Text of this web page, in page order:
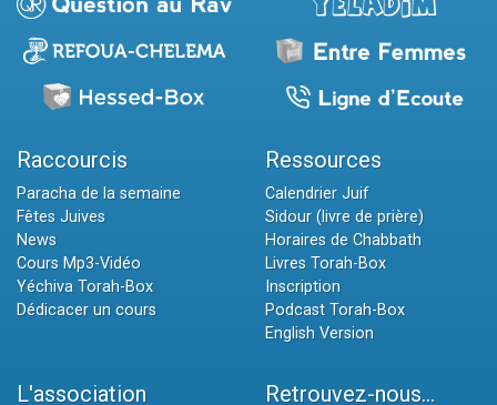
Raccourcis
Paracha de la semaine
Fêtes Juives
News
Cours Mp3-Vidéo
Yéchiva Torah-Box
Dédicacer un cours
Ressources
Calendrier Juif
Sidour (livre de prière)
Horaires de Chabbath
Livres Torah-Box
Inscription
Podcast Torah-Box
English Version
L'association Retrouvez-nous...